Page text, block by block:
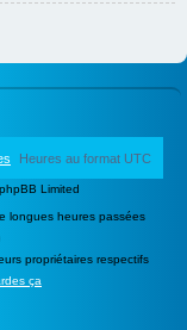
Heures au format UTC
Limited
longues heures passées
propriétaires respectifs
ça